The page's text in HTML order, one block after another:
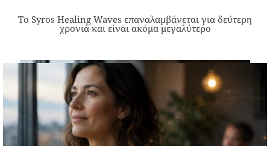
Το Syros Healing Waves επαναλαμβάνεται για δεύτερη
χρονιά και είναι ακόμα μεγαλύτερο